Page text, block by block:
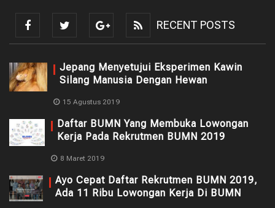
RECENT POSTS
Jepang Menyetujui Eksperimen Kawin
Silang Manusia Dengan Hewan
15 Agustus 2019
Daftar BUMN Yang Membuka Lowongan
Kerja Pada Rekrutmen BUMN 2019
8 Maret 2019
Ayo Cepat Daftar Rekrutmen BUMN 2019,
Ada 11 Ribu Lowongan Kerja Di BUMN